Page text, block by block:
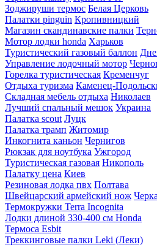
Зоджируши термос Белая Церковь
Палатки pinguin Кропивницкий
Магазин скандинавские палки
Мотор лодки honda Харьков
Туристический газовый баллон
Управление лодочный мотор
Горелка туристическая Кременчуг
Отдыха туризма Каменец-
Складная мебель отдыха Николаев
Лучший спальный мешок Украина
Палатка scout Луцк
Палатка трамп Житомир
Инкогнита каньон Чернигов
Рюкзак для ноутбука Ужгород
Туристическая газовая Никополь
Палатку цена Киев
Резиновая лодка пвх Полтава
Швейцарский армейский нож
Термокружки Terra Incognita
Лодки длиной 330-400 см Honda
Термоса Esbit
Треккинговые палки Leki (Леки)